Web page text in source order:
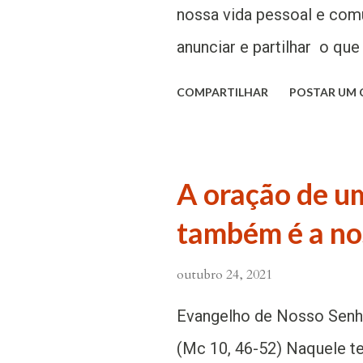
da nova e eterna Aliança
Jesus Cristo é
6). O sacerdote,...
nossa vida pessoal e
anunciar e partilhar o
angústias (cf. Conc.
22). Tudo, em Cristo, nos
a sua necessidade de
nos chama a sentirmo-
saídas dos caminhos e
COMPARTILHAR POSTAR UM
A oração de
também é a
outubro 24, 2021
Evangelho de Nosso
(Mc 10, 46-52) Naquele